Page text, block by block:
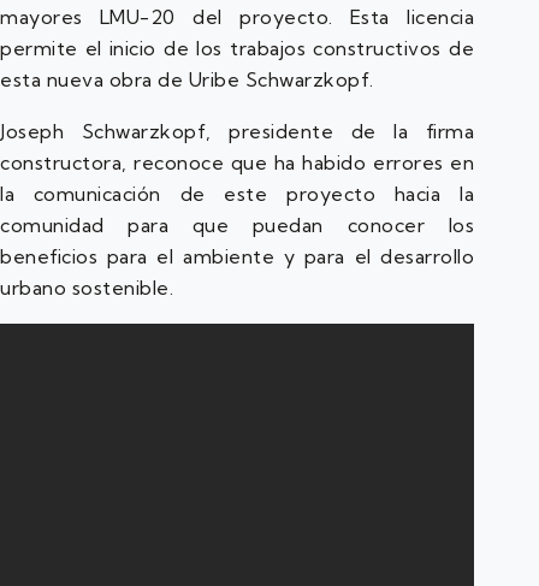
mayores LMU-20 del proyecto. Esta licencia
permite el inicio de los trabajos constructivos de
esta nueva obra de Uribe Schwarzkopf.
Joseph Schwarzkopf, presidente de la firma
constructora, reconoce que ha habido errores en
la comunicación de este proyecto hacia la
comunidad para que puedan conocer los
beneficios para el ambiente y para el desarrollo
urbano sostenible.